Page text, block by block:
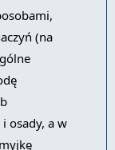
(na
osady, a w